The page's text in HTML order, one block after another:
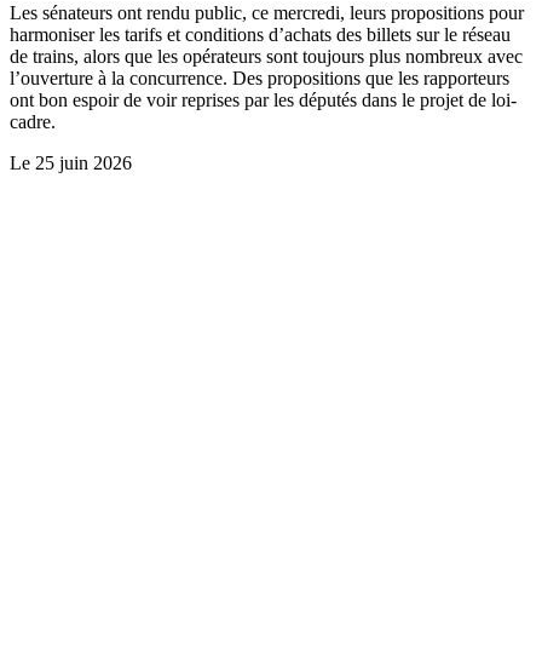
Les sénateurs ont rendu public, ce mercredi, leurs propositions pour
harmoniser les tarifs et conditions d’achats des billets sur le réseau
de trains, alors que les opérateurs sont toujours plus nombreux avec
l’ouverture à la concurrence. Des propositions que les rapporteurs
ont bon espoir de voir reprises par les députés dans le projet de loi-
cadre.
Le 25 juin 2026